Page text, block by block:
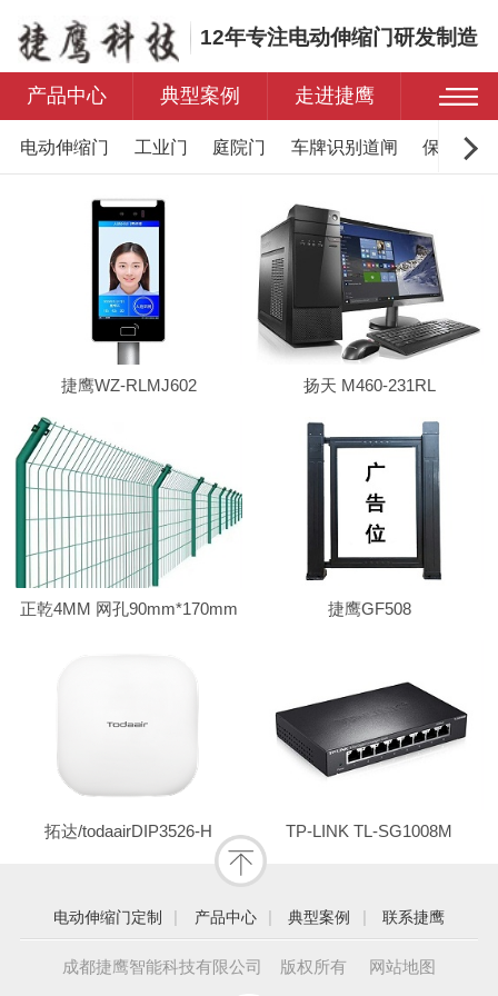
12年专注电动伸缩门研发制造
产品中心 典型案例 走进捷鹰
电动伸缩门 工业门 庭院门 车牌识别道闸 保安岗亭
捷鹰WZ-RLMJ602 扬天 M460-231RL
正乾4MM 网孔90mm*170mm 捷鹰GF508
拓达/todaairDIP3526-H TP-LINK TL-SG1008M
电动伸缩门定制 | 产品中心 | 典型案例 | 联系捷鹰
成都捷鹰智能科技有限公司 版权所有 网站地图